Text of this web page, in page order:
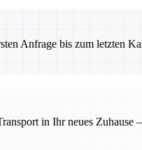
Anfrage bis zum letzten
in Ihr neues